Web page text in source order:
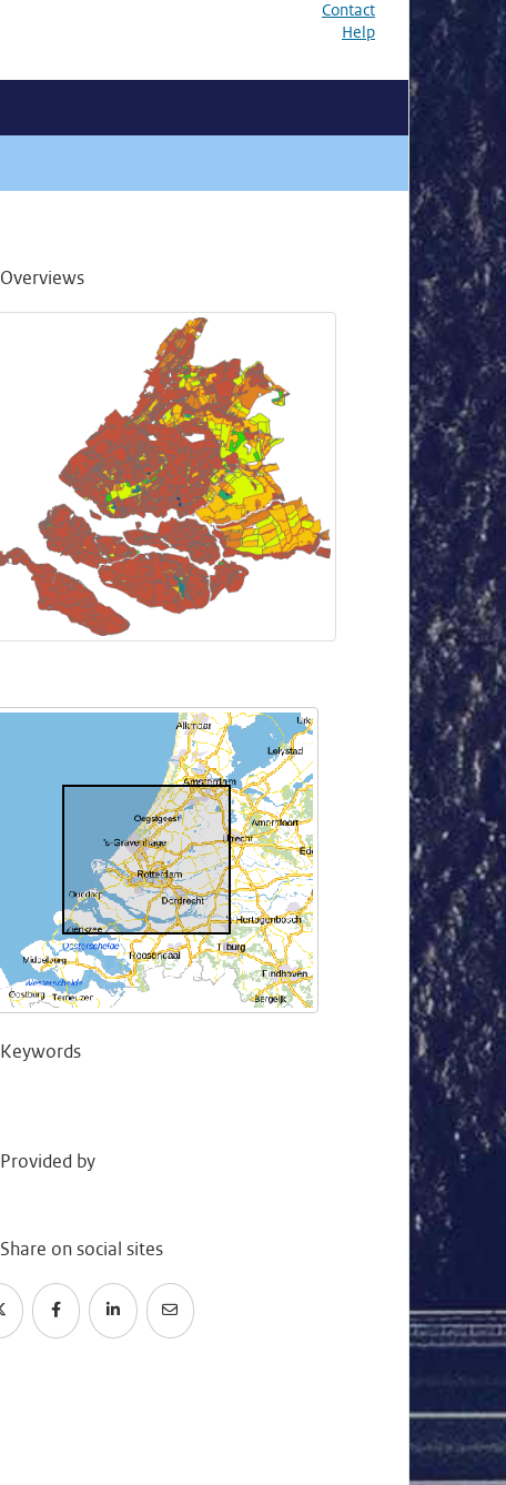
Contact
Help
Overviews
Keywords
Provided by
Share on social sites